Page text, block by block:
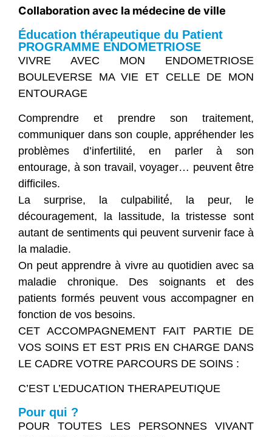
Collaboration avec la médecine de ville
Éducation thérapeutique du Patient
PROGRAMME ENDOMETRIOSE
VIVRE AVEC MON ENDOMETRIOSE
BOULEVERSE MA VIE ET CELLE DE MON
ENTOURAGE
Comprendre et prendre son traitement,
communiquer dans son couple, appréhender les
problèmes d’infertilité, en parler à son
entourage, à son travail, voyager… peuvent être
difficiles.
La surprise, la culpabilité́, la peur, le
découragement, la lassitude, la tristesse sont
autant de sentiments qui peuvent survenir face à
la maladie.
On peut apprendre à vivre au quotidien avec sa
maladie chronique. Des soignants et des
patients formés peuvent vous accompagner en
fonction de vos besoins.
CET ACCOMPAGNEMENT FAIT PARTIE DE
VOS SOINS ET EST PRIS EN CHARGE DANS
LE CADRE VOTRE PARCOURS DE SOINS :
C’EST L’EDUCATION THERAPEUTIQUE
Pour qui ?
POUR TOUTES LES PERSONNES VIVANT